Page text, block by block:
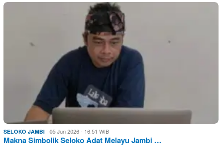
SELOKO JAMBI 05 Jun 2026 - 16:51 WIB
Makna Simbolik Seloko Adat Melayu Jambi …